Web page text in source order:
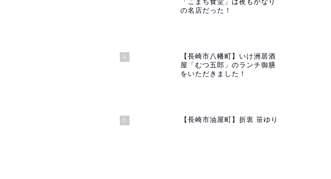
「こまち食堂」は夜もかなり
の名店だった！
4
【長崎市八幡町】いけ洲居酒
屋「むつ五郎」のランチ御膳
をいただきました！
5 【長崎市油屋町】折衷 笹ゆり